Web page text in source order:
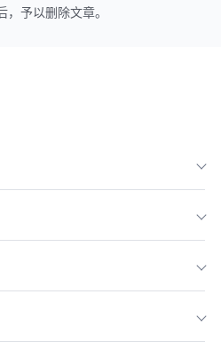
予以删除文章。